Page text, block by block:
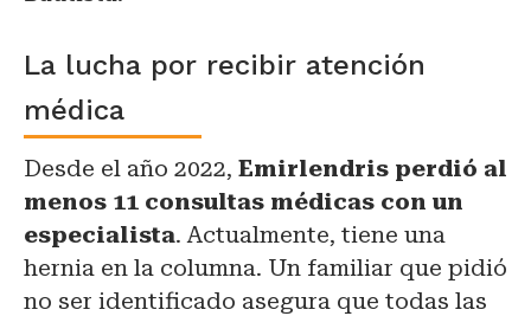
La lucha por recibir atención
médica
Desde el año 2022, Emirlendris perdió al
menos 11 consultas médicas con un
especialista. Actualmente, tiene una
hernia en la columna. Un familiar que pidió
no ser identificado asegura que todas las